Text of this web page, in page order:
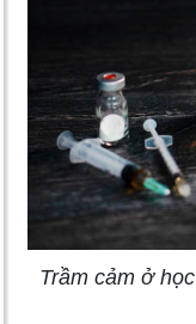
Trầm cảm ở